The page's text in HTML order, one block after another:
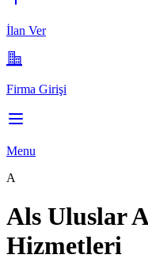
İlan Ver
Firma Girişi
Menu
A
Als Uluslar
Hizmetleri